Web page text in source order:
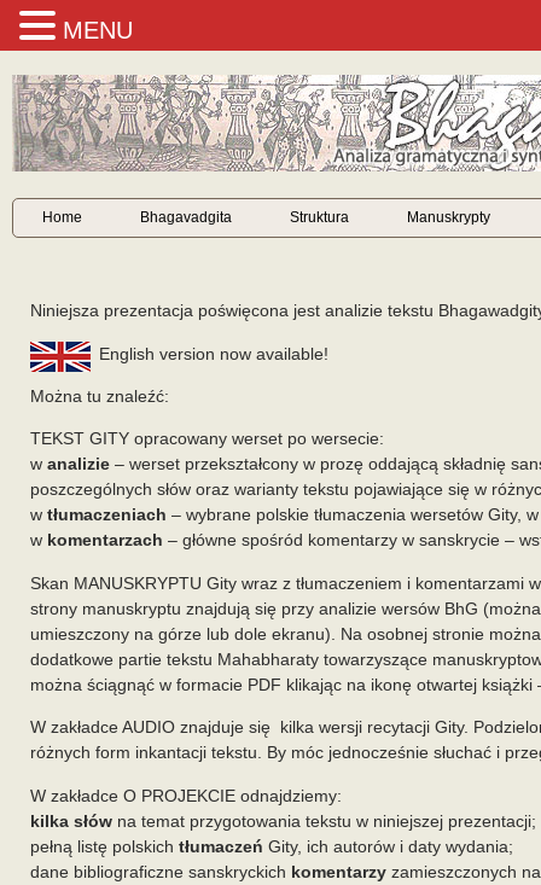
Home Bhagavadgita Struktura Manuskrypty
Niniejsza prezentacja poświęcona jest analizie tekstu
English version now available!
Można tu znaleźć:
TEKST GITY opracowany werset po wersecie:
w analizie – werset przekształcony w prozę oddającą składnię
poszczególnych słów oraz warianty tekstu pojawiające się w
w tłumaczeniach – wybrane polskie tłumaczenia wersetów Gity,
w komentarzach – główne spośród komentarzy w sanskrycie –
Skan MANUSKRYPTU Gity wraz z tłumaczeniem i
strony manuskryptu znajdują się przy analizie wersów BhG
umieszczony na górze lub dole ekranu). Na osobnej stronie
dodatkowe partie tekstu Mahabharaty towarzyszące
można ściągnąć w formacie PDF klikając na ikonę otwartej książki
W zakładce AUDIO znajduje się kilka wersji recytacji Gity.
różnych form inkantacji tekstu. By móc jednocześnie słuchać i
W zakładce O PROJEKCIE odnajdziemy:
kilka słów na temat przygotowania tekstu w niniejszej prezentacji;
pełną listę polskich tłumaczeń Gity, ich autorów i daty wydania;
dane bibliograficzne sanskryckich komentarzy zamieszczonych
MENU